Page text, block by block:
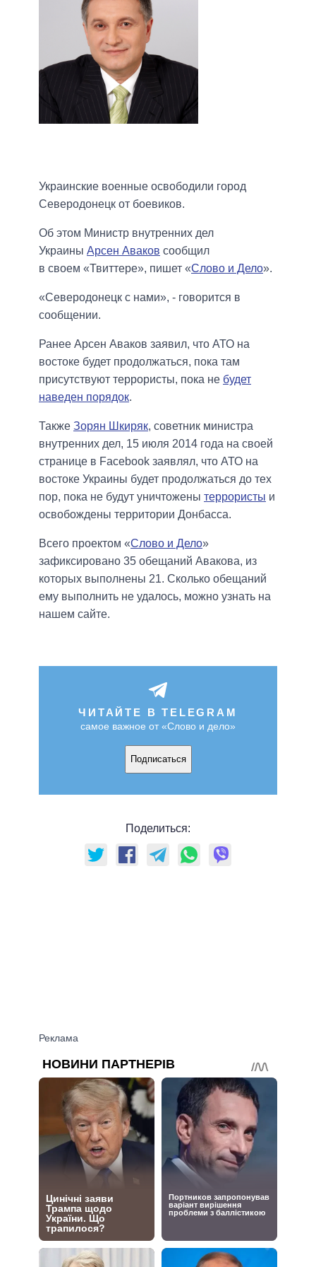
Украинские военные освободили город
Северодонецк от боевиков.
Об этом Министр внутренних дел
Украины Арсен Аваков сообщил
в своем «Твиттере», пишет «Слово и Дело».
«Северодонецк с нами», - говорится в
сообщении.
Ранее Арсен Аваков заявил, что АТО на
востоке будет продолжаться, пока там
присутствуют террористы, пока не будет
наведен порядок.
Также Зорян Шкиряк, советник министра
внутренних дел, 15 июля 2014 года на своей
странице в Facebook заявлял, что АТО на
востоке Украины будет продолжаться до тех
пор, пока не будут уничтожены террористы и
освобождены территории Донбасса.
Всего проектом «Слово и Дело»
зафиксировано 35 обещаний Авакова, из
которых выполнены 21. Сколько обещаний
ему выполнить не удалось, можно узнать на
нашем сайте.
ЧИТАЙТЕ В TELEGRAM
самое важное от «Слово и дело»
Подписаться
Поделиться: